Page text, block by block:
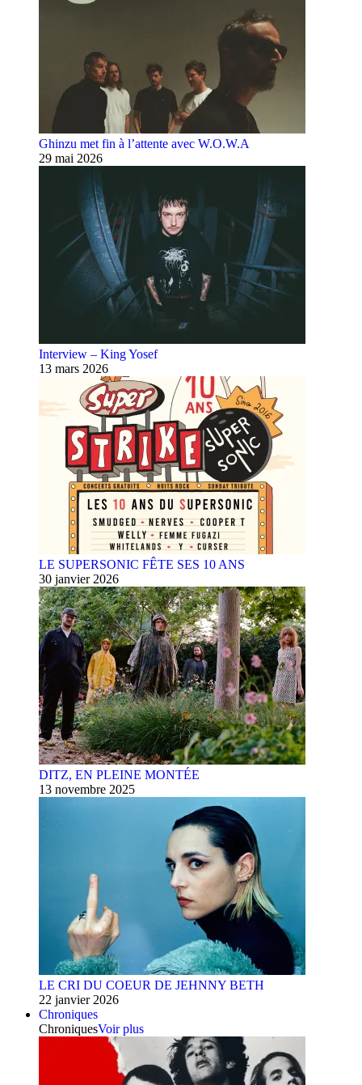
Ghinzu met fin à l’attente avec W.O.W.A
29 mai 2026
Interview – King Yosef
13 mars 2026
LE SUPERSONIC FÊTE SES 10 ANS
30 janvier 2026
DITZ, EN PLEINE MONTÉE
13 novembre 2025
LE CRI DU COEUR DE JEHNNY BETH
22 janvier 2026
Chroniques
ChroniquesVoir plus